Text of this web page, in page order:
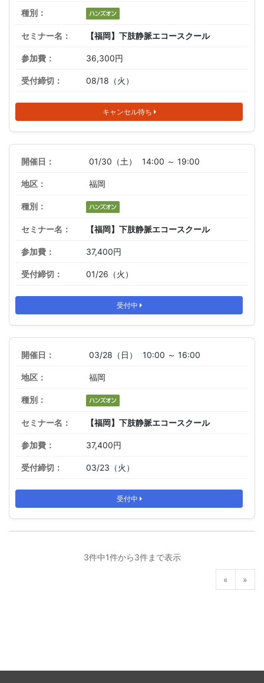
【福岡】下肢静脈エコースクール
36,300円
08/18（火）
キャンセル待ち
01/30（土） 14:00 ～ 19:00
福岡
【福岡】下肢静脈エコースクール
37,400円
01/26（火）
受付中
03/28（日） 10:00 ～ 16:00
福岡
【福岡】下肢静脈エコースクール
37,400円
03/23（火）
受付中
3件中1件から3件まで表示
« 前へ»